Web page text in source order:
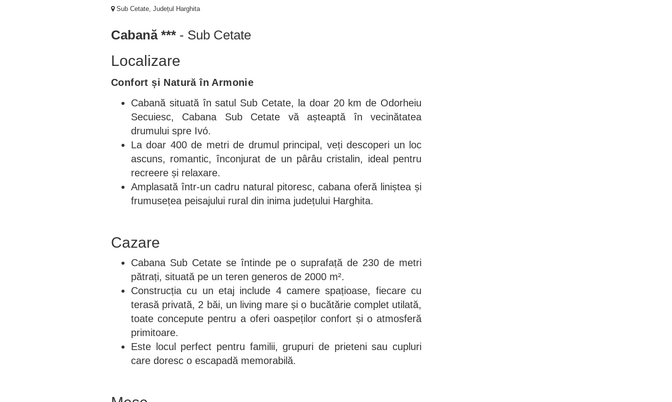
Sub Cetate, Județul Harghita
Cabană *** - Sub Cetate
Localizare
Confort și Natură în Armonie
Cabană situată în satul Sub Cetate, la doar 20 km de Odorheiu
Secuiesc, Cabana Sub Cetate vă așteaptă în vecinătatea
drumului spre Ivó.
La doar 400 de metri de drumul principal, veți descoperi un loc
ascuns, romantic, înconjurat de un pârâu cristalin, ideal pentru
recreere și relaxare.
Amplasată într-un cadru natural pitoresc, cabana oferă liniștea și
frumusețea peisajului rural din inima județului Harghita.
Cazare
Cabana Sub Cetate se întinde pe o suprafață de 230 de metri
pătrați, situată pe un teren generos de 2000 m².
Construcția cu un etaj include 4 camere spațioase, fiecare cu
terasă privată, 2 băi, un living mare și o bucătărie complet utilată,
toate concepute pentru a oferi oaspeților confort și o atmosferă
primitoare.
Este locul perfect pentru familii, grupuri de prieteni sau cupluri
care doresc o escapadă memorabilă.